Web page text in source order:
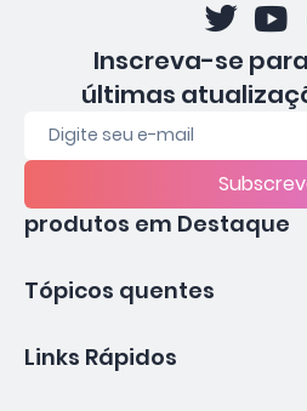
Inscreva-se
últimas
produtos em Destaque
Tópicos quentes
Links Rápidos